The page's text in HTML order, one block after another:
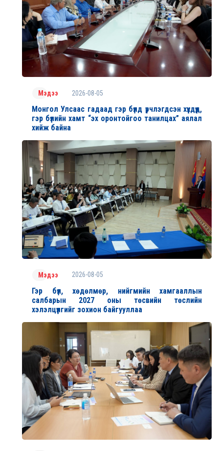
Мэдээ 2026-08-05
Монгол Улсаас гадаад гэр бүлд үрчлэгдсэн хүүхдүүд,
гэр бүлийн хамт “эх оронтойгоо танилцах” аялал
хийж байна
Мэдээ 2026-08-05
Гэр бүл, хөдөлмөр, нийгмийн хамгааллын
салбарын 2027 оны төсвийн төслийн
хэлэлцүүлгийг зохион байгууллаа